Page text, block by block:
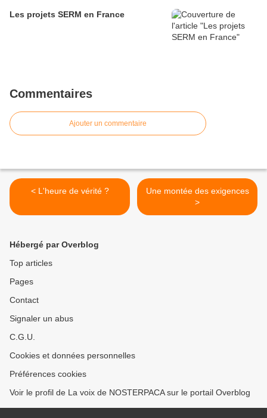
Les projets SERM en France
Commentaires
Ajouter un commentaire
< L'heure de vérité ?
Une montée des exigences
>
Hébergé par Overblog
Top articles
Pages
Contact
Signaler un abus
C.G.U.
Cookies et données personnelles
Préférences cookies
Voir le profil de La voix de NOSTERPACA sur le portail Overblog